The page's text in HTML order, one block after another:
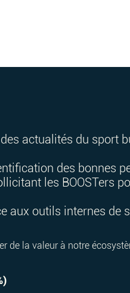
actualités du sport
des bonnes
les BOOSTers
aux outils internes de
de la valeur à notre